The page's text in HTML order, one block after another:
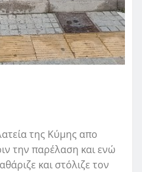
της Κύμης απο
την παρέλαση και ενώ
και στόλιζε τον